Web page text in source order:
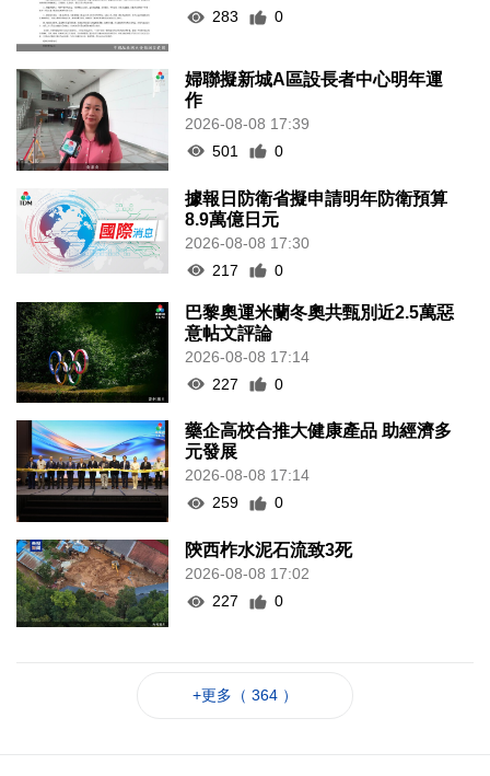
283
0
婦聯擬新城A區設長者中心明年運
作
2026-08-08 17:39
501
0
據報日防衛省擬申請明年防衛預算
8.9萬億日元
2026-08-08 17:30
217
0
巴黎奧運米蘭冬奧共甄別近2.5萬惡
意帖文評論
2026-08-08 17:14
227
0
藥企高校合推大健康產品 助經濟多
元發展
2026-08-08 17:14
259
0
陝西柞水泥石流致3死
2026-08-08 17:02
227
0
+更多（ 364 ）